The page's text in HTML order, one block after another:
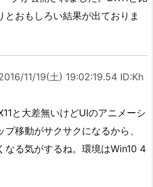
おもしろい結果が出ておりま
11/19(土) 19:02:19.54 ID:Kh
と大差無いけどUIのアニメーシ
移動がサクサクになるから、
なる気がするね。環境はWin10 4